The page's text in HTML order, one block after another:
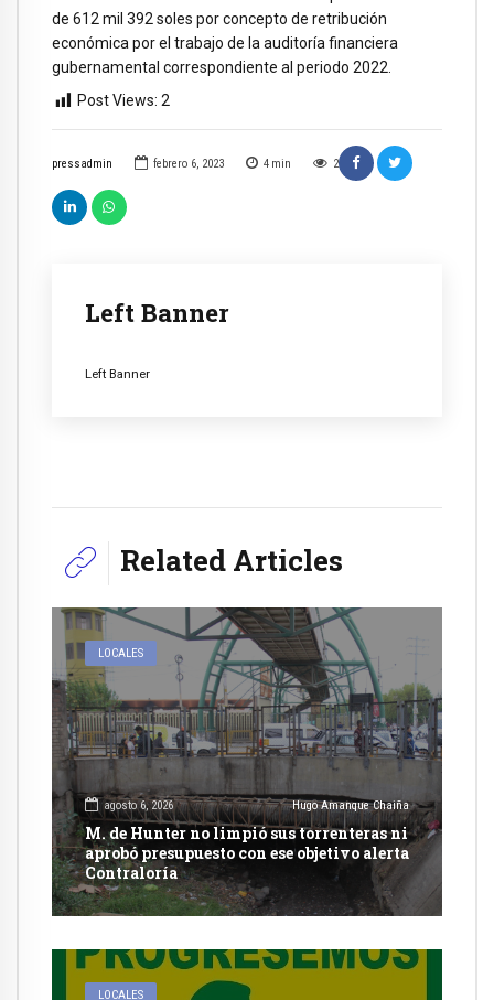
pressadmin febrero 6, 2023 4 min 2
Left Banner
Left Banner
de 612 mil 392 soles por concepto de retribución
económica por el trabajo de la auditoría financiera
gubernamental correspondiente al periodo 2022.
Post Views: 2
Related Articles
LOCALES
agosto 6, 2026 Hugo Amanque Chaiña
M. de Hunter no limpió sus torrenteras ni
aprobó presupuesto con ese objetivo alerta
Contraloría
LOCALES